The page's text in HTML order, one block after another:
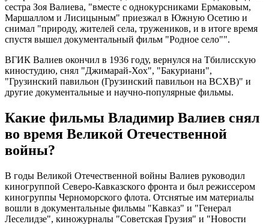
сестра Зоя Валиева, "вместе с однокурсниками Ермаковым,
Маршаллом и Лисицыным" приезжал в Южную Осетию и
снимал "природу, жителей села, тружеников, и в итоге время
спустя вышел документальный фильм "Родное село"".
ВГИК Валиев окончил в 1936 году, вернулся на Тбилисскую
киностудию, снял "Джимарай-Хох", "Бакуриани",
"Грузинский павильон (Грузинский павильон на ВСХВ)" и
другие документальные и научно-популярные фильмы.
Какие фильмы Владимир Валиев снял
во время Великой Отечественной
войны?
В годы Великой Отечественной войны Валиев руководил
киногруппой Северо-Кавказского фронта и был режиссером
киногруппы Черноморского флота. Отснятые им материалы
вошли в документальные фильмы "Кавказ" и "Генерал
Леселидзе", киножурналы "Советская Грузия" и "Новости